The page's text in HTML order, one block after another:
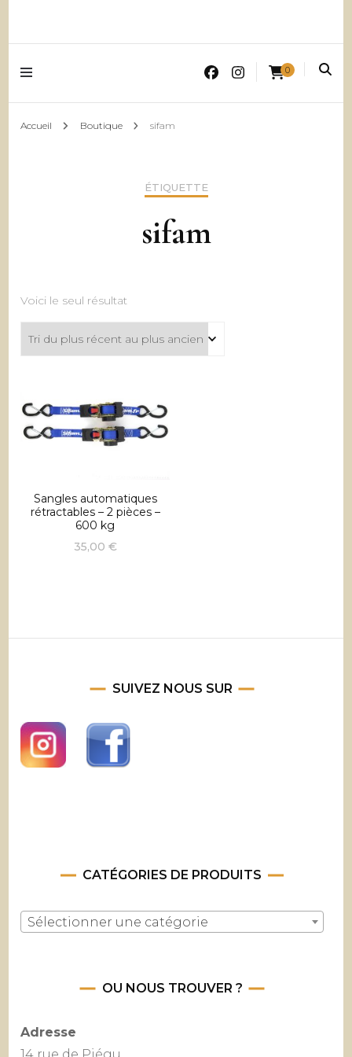
0
Accueil Boutique sifam
ÉTIQUETTE
sifam
Voici le seul résultat
Sangles automatiques
rétractables – 2 pièces –
600 kg
35,00 €
SUIVEZ NOUS SUR
CATÉGORIES DE PRODUITS
Sélectionner une catégorie
OU NOUS TROUVER ?
Adresse